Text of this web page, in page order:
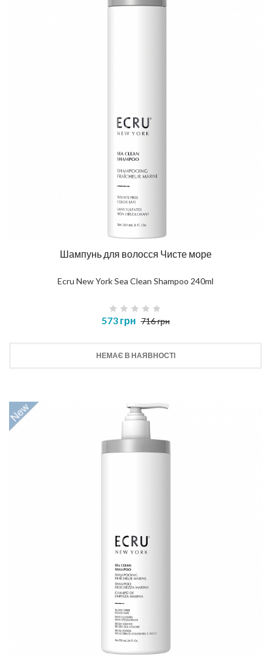
Шампунь для волосся Чисте море
Ecru New York Sea Clean Shampoo 240ml
573 грн 716 грн
НЕМАЄ В НАЯВНОСТІ